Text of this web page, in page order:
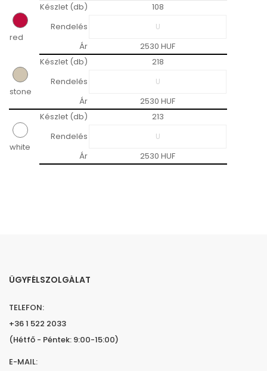
red
Készlet (db)
108
Rendelés
Ár
2530 HUF
stone
Készlet (db)
218
Rendelés
Ár
2530 HUF
white
Készlet (db)
213
Rendelés
Ár
2530 HUF
ÜGYFÉLSZOLGÁLAT
TELEFON:
+36 1 522 2033
(Hétfő - Péntek: 9:00-15:00)
E-MAIL: